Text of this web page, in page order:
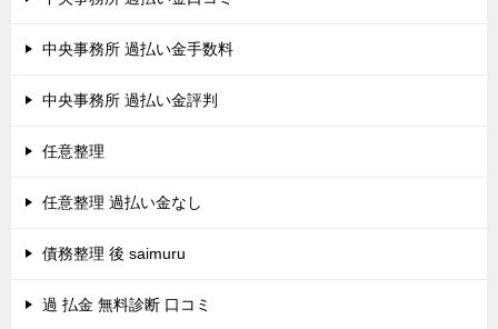
中央事務所 過払い金手数料
中央事務所 過払い金評判
任意整理
任意整理 過払い金なし
債務整理 後 saimuru
過 払金 無料診断 口コミ